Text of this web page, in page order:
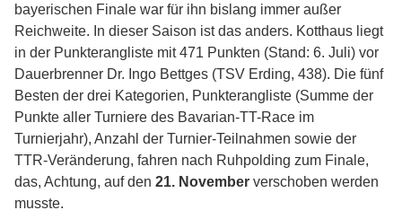
bayerischen Finale war für ihn bislang immer außer
Reichweite. In dieser Saison ist das anders. Kotthaus liegt
in der Punkterangliste mit 471 Punkten (Stand: 6. Juli) vor
Dauerbrenner Dr. Ingo Bettges (TSV Erding, 438). Die fünf
Besten der drei Kategorien, Punkterangliste (Summe der
Punkte aller Turniere des Bavarian-TT-Race im
Turnierjahr), Anzahl der Turnier-Teilnahmen sowie der
TTR-Veränderung, fahren nach Ruhpolding zum Finale,
das, Achtung, auf den 21. November verschoben werden
musste.